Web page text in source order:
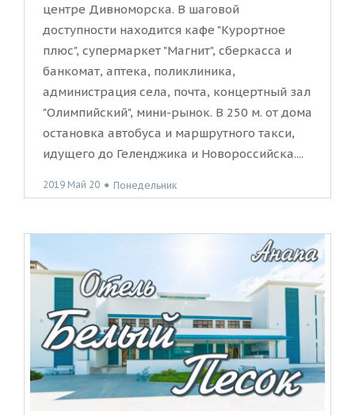
центре Дивноморска. В шаговой
доступности находится кафе "Курортное
плюс", супермаркет "Магнит", сберкасса и
банкомат, аптека, поликлиника,
администрация села, почта, концертный зал
"Олимпийский", мини-рынок. В 250 м. от дома
остановка автобуса и маршрутного такси,
идущего до Геленджика и Новороссийска....
2019 Май 20 ● Понедельник